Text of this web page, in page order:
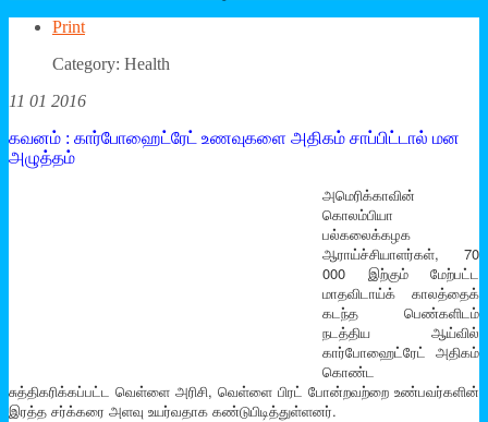
Print
Category: Health
11 01 2016
கவனம் : கார்போஹைட்ரேட் உணவுகளை அதிகம் சாப்பிட்டால் மன
அழுத்தம்
அமெரிக்காவின்
கொலம்பியா
பல்கலைக்கழக
ஆராய்ச்சியாளர்கள், 70
000 இற்கும் மேற்பட்ட
மாதவிடாய்க் காலத்தைக்
கடந்த பெண்களிடம்
நடத்திய ஆய்வில்
கார்போஹைட்ரேட் அதிகம்
கொண்ட
சுத்திகரிக்கப்பட்ட வெள்ளை அரிசி, வெள்ளை பிரட் போன்றவற்றை உண்பவர்களின்
இரத்த சர்க்கரை அளவு உயர்வதாக கண்டுபிடித்துள்ளனர்.